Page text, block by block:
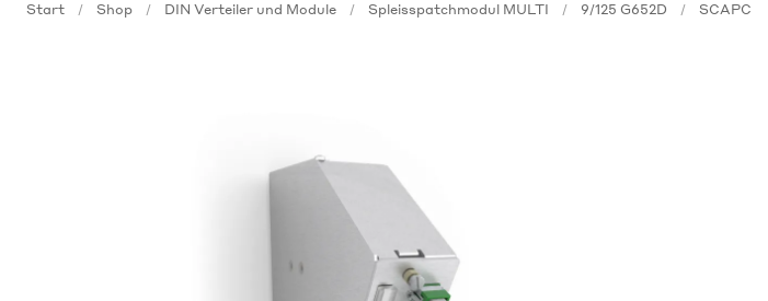
Start Shop DIN Verteiler und Module Spleisspatchmodul MULTI 9/125 G652D SCAPC